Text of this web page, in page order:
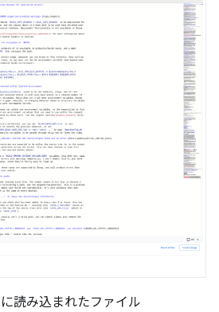
読み込まれたファイル